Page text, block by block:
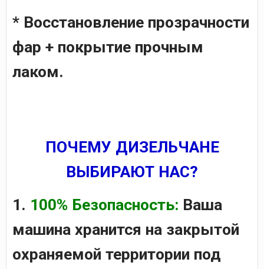
* Восстановление прозрачности
фар + покрытие прочным
лаком.
ПОЧЕМУ ДИЗЕЛЬЧАНЕ
ВЫБИРАЮТ НАС?
1. 100% Безопасность: Ваша
машина хранится на закрытой
охраняемой территории под